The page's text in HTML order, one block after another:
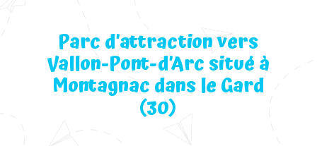
Parc d’attraction vers
Vallon-Pont-d’Arc situé à
Montagnac dans le Gard
(30)